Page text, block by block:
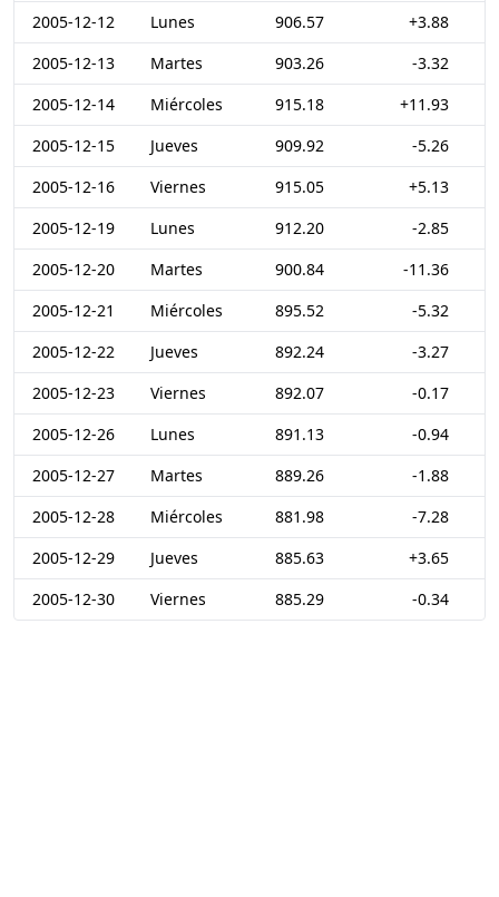
2005-12-12
Lunes 906.57
+3.88
2005-12-13
Martes 903.26
-3.32
2005-12-14
Miércoles 915.18
+11.93
2005-12-15
Jueves 909.92
-5.26
2005-12-16
Viernes 915.05
+5.13
2005-12-19
Lunes 912.20
-2.85
2005-12-20
Martes 900.84
-11.36
2005-12-21
Miércoles 895.52
-5.32
2005-12-22
Jueves 892.24
-3.27
2005-12-23
Viernes 892.07
-0.17
2005-12-26
Lunes 891.13
-0.94
2005-12-27
Martes 889.26
-1.88
2005-12-28
Miércoles 881.98
-7.28
2005-12-29
Jueves 885.63
+3.65
2005-12-30
Viernes 885.29 -0.34